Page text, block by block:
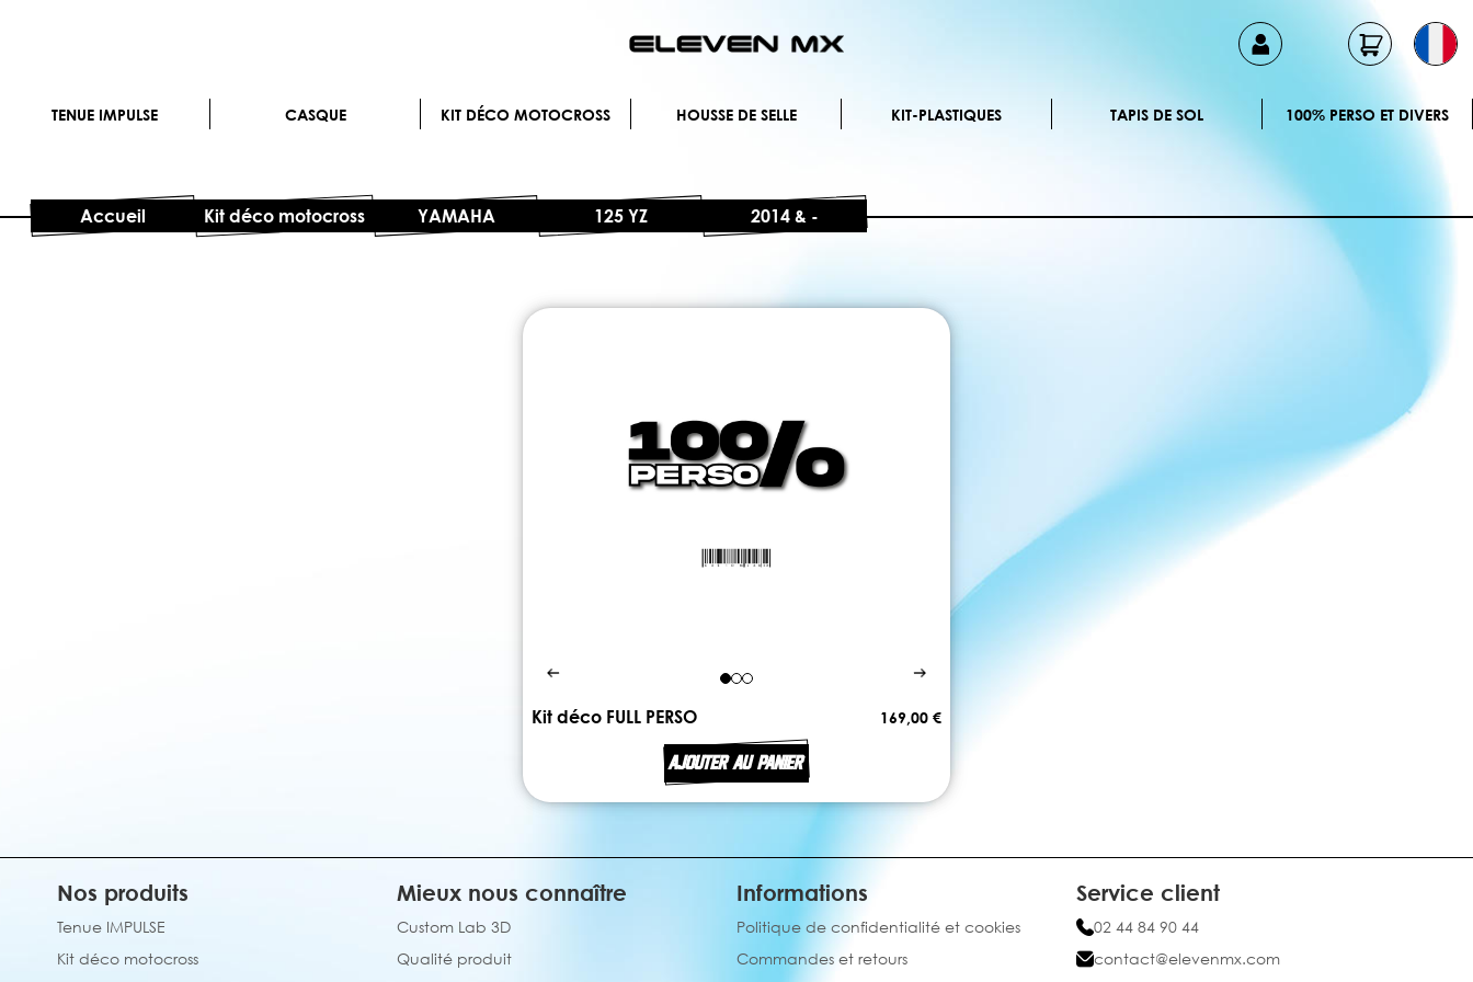
au
TENUE IMPULSE CASQUE KIT DÉCO MOTOCROSS HOUSSE DE SELLE KIT-PLASTIQUES TAPIS DE SOL 100% PERSO ET DIVERS
Accueil Kit déco motocross YAMAHA 125 YZ 2014 & -
Kit déco FULL PERSO 169,00 €
AJOUTER AU PANIER
Nos produits
Tenue IMPULSE
Kit déco motocross
Mieux nous connaître
Custom Lab 3D
Qualité produit
Informations
Politique de confidentialité et cookies
Commandes et retours
Service client
02 44 84 90 44
contact@elevenmx.com